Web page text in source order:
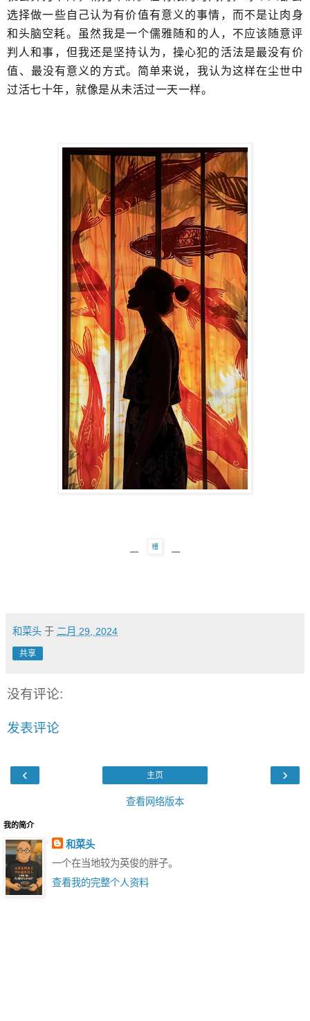
选择做一些自己认为有价值有意义的事情，而不是让肉身
和头脑空耗​。虽然我是一个儒雅随和的人，不应该随意评
判人和事，但我还是坚持认为，操心犯的活法是最没有价
值​、最没有意义的方式。简单来说，我认为这样在尘世中
过活七十年，就像是从未活过一天一样。
--- ---
和菜头 于 二月 29, 2024
共享
没有评论:
发表评论
‹ ›
主页
查看网络版本
我的简介
和菜头
一个在当地较为英俊的胖子。
查看我的完整个人资料